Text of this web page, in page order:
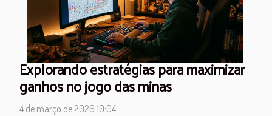
Explorando estratégias para maximizar
ganhos no jogo das minas
4 de março de 2026 10:04